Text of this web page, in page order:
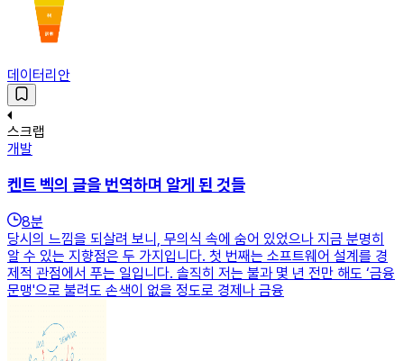
데이터리안
스크랩
개발
켄트 벡의 글을 번역하며 알게 된 것들
8분
당시의 느낌을 되살려 보니, 무의식 속에 숨어 있었으나 지금 분명히
알 수 있는 지향점은 두 가지입니다. 첫 번째는 소프트웨어 설계를 경
제적 관점에서 푸는 일입니다. 솔직히 저는 불과 몇 년 전만 해도 ‘금융
문맹'으로 불려도 손색이 없을 정도로 경제나 금융